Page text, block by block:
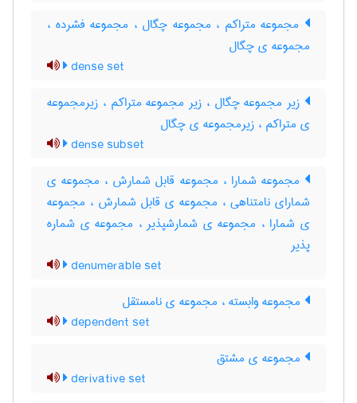
مجموعه متراکم ، مجموعه چگال ، مجموعه فشرده ،
مجموعه ی چگال
dense set
زیر مجموعه چگال ، زیر مجموعه متراکم ، زیرمجموعه
ی متراکم ، زیرمجموعه ی چگال
dense subset
مجموعه شمارا ، مجموعه قابل شمارش ، مجموعه ی
شمارای نامتناهی ، مجموعه ی قابل شمارش ، مجموعه
ی شمارا ، مجموعه ی شمارشپذیر ، مجموعه ی شماره
پذیر
denumerable set
مجموعه وابسته ، مجموعه ی نامستقل
dependent set
مجموعه ی مشتق
derivative set